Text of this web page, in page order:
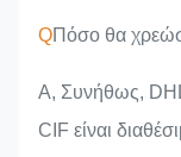
QΠόσο θα
A, Συνήθως,
CIF είναι